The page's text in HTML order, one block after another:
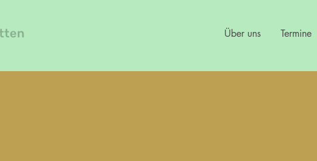
Über uns Termine